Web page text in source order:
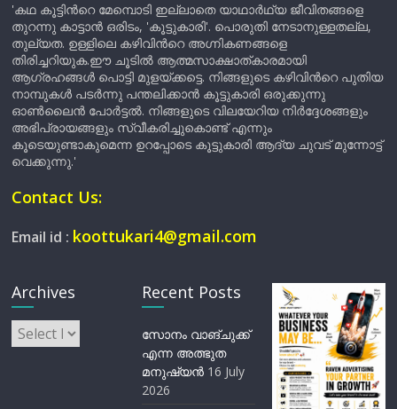
'കഥ കൂട്ടിന്‍റെ മേമ്പൊടി ഇല്ലാതെ യാഥാർഥ്യ ജീവിതങ്ങളെ
തുറന്നു കാട്ടാൻ ഒരിടം, 'കൂട്ടുകാരി'. പൊരുതി നേടാനുള്ളതല്ല,
തുല്യത. ഉള്ളിലെ കഴിവിന്‍റെ അഗ്നികണങ്ങളെ
തിരിച്ചറിയുക.ഈ ചൂടിൽ ആത്മസാക്ഷാത്കാരമായി
ആഗ്രഹങ്ങൾ പൊട്ടി മുളയ്ക്കട്ടെ. നിങ്ങളുടെ കഴിവിന്‍റെ പുതിയ
നാമ്പുകൾ പടർന്നു പന്തലിക്കാൻ കൂട്ടുകാരി ഒരുക്കുന്നു
ഓൺലൈൻ പോർട്ടൽ. നിങ്ങളുടെ വിലയേറിയ നിർദ്ദേശങ്ങളും
അഭിപ്രായങ്ങളും സ്വീകരിച്ചുകൊണ്ട് എന്നും
കൂടെയുണ്ടാകുമെന്ന ഉറപ്പോടെ കൂട്ടുകാരി ആദ്യ ചുവട് മുന്നോട്ട്
വെക്കുന്നു.'
Contact Us:
Email id : koottukari4@gmail.com
Archives
Archives
Recent Posts
സോനം വാങ്ചുക്ക്
എന്ന അത്ഭുത
മനുഷ്യന്‍ 16 July
2026